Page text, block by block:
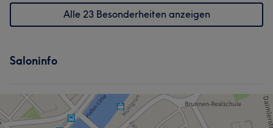
Alle 23 Besonderheiten anzeigen
Saloninfo